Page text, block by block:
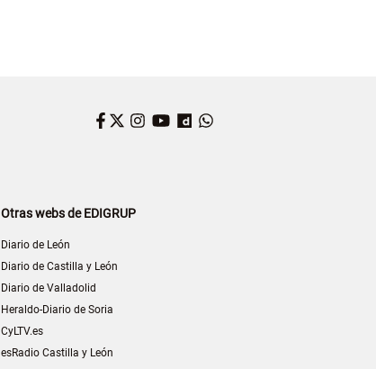
Facebook
Twitter
Instagram
YouTube
Dailymotion
Otras webs de EDIGRUP
Diario de León
Diario de Castilla y León
Diario de Valladolid
Heraldo-Diario de Soria
CyLTV.es
esRadio Castilla y León